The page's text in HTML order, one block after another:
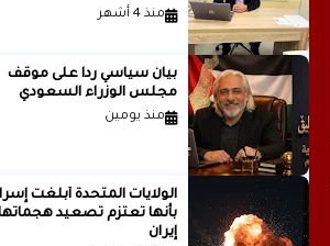
الدولية...بقلم الدكتور وسيم
منذ 4 أشهر
بيان سياسي رداً على موقف
مجلس الوزراء السعودي
منذ يومين
الولايات المتحدة أبلغت
بأنها تعتزم تصعيد
إيران